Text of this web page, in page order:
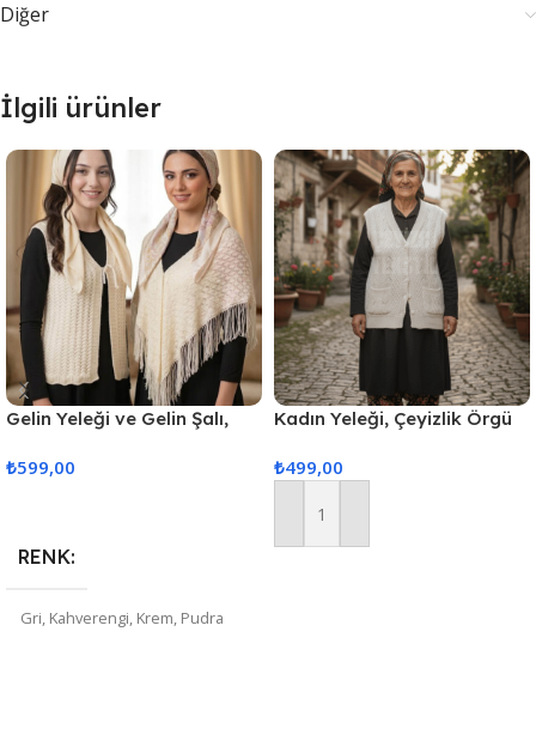
Diğer
İlgili ürünler
Gelin Yeleği ve Gelin Şalı,
ve Şal
₺599,00
RENK
Gri, Kahverengi, Krem, Pudra
Kadın Yeleği, Çeyizlik Örgü
Yeleği, Nişan&Çeyiz Yelekleri
₺499,00
Sepete Ekle